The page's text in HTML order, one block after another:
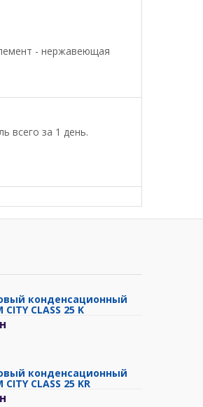
- нержавеющая
всего за 1 день.
конденсационный
CITY CLASS 25 K
конденсационный
CITY CLASS 25 KR